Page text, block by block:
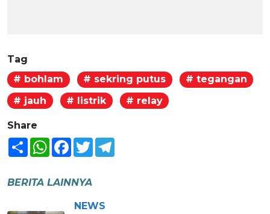
Tag
# bohlam
# sekring putus
# tegangan
# jauh
# listrik # relay
Share
Share WhatsAppFacebook
Twitter
BERITA LAINNYA
NEWS